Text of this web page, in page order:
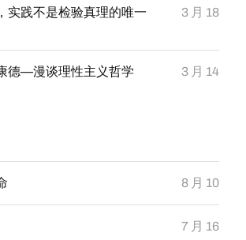
实践不是检验真理的唯一
3 月 18
德—漫谈理性主义哲学 3 月 14
8 月 10
7 月 16